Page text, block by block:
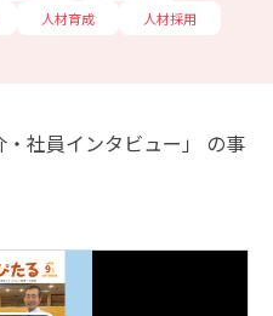
人材育成 人材採用
・社員インタビュー」 の事